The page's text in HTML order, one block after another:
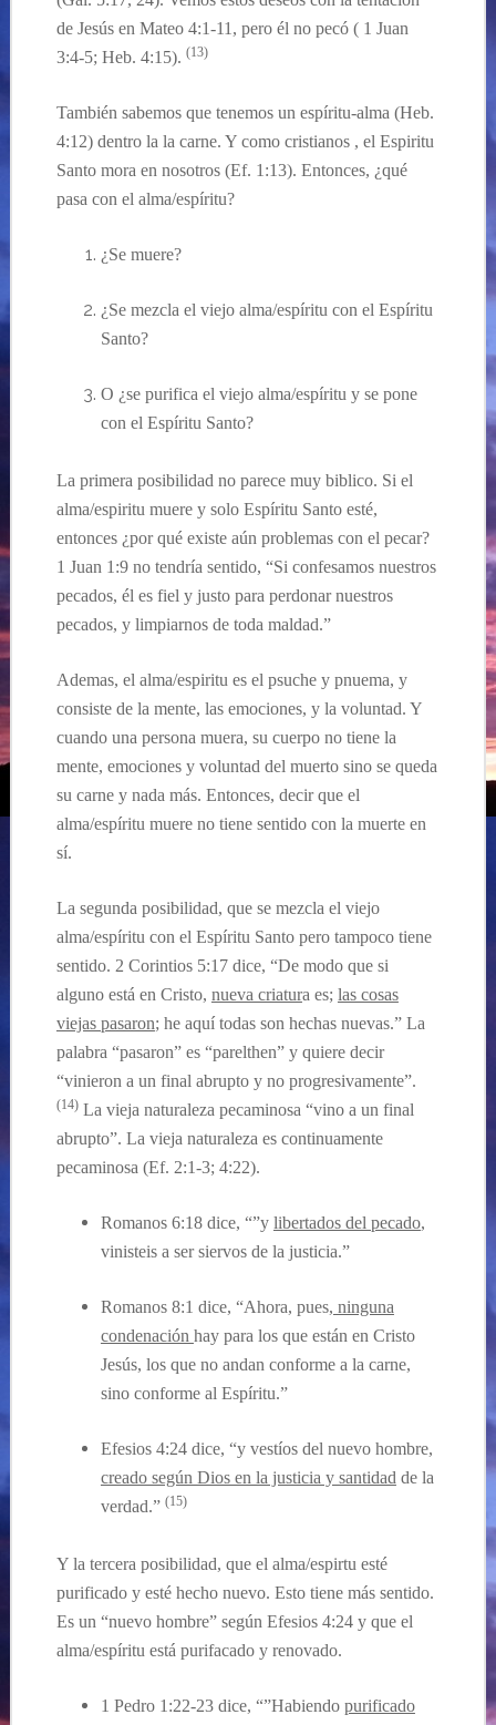
de Jesús en Mateo 4:1-11, pero él no pecó ( 1 Juan
3:4-5; Heb. 4:15). (13)
También sabemos que tenemos un espíritu-alma (Heb.
4:12) dentro la la carne. Y como cristianos , el Espiritu
Santo mora en nosotros (Ef. 1:13). Entonces, ¿qué
pasa con el alma/espíritu?
¿Se muere?
¿Se mezcla el viejo alma/espíritu con el Espíritu
Santo?
O ¿se purifica el viejo alma/espíritu y se pone
con el Espíritu Santo?
La primera posibilidad no parece muy biblico. Si el
alma/espiritu muere y solo Espíritu Santo esté,
entonces ¿por qué existe aún problemas con el pecar?
1 Juan 1:9 no tendría sentido, “Si confesamos nuestros
pecados, él es fiel y justo para perdonar nuestros
pecados, y limpiarnos de toda maldad.”
Ademas, el alma/espiritu es el psuche y pnuema, y
consiste de la mente, las emociones, y la voluntad. Y
cuando una persona muera, su cuerpo no tiene la
mente, emociones y voluntad del muerto sino se queda
su carne y nada más. Entonces, decir que el
alma/espíritu muere no tiene sentido con la muerte en
sí.
La segunda posibilidad, que se mezcla el viejo
alma/espíritu con el Espíritu Santo pero tampoco tiene
sentido. 2 Corintios 5:17 dice, “De modo que si
alguno está en Cristo, nueva criatura es; las cosas
viejas pasaron; he aquí todas son hechas nuevas.” La
palabra “pasaron” es “parelthen” y quiere decir
“vinieron a un final abrupto y no progresivamente”.
(14)La vieja naturaleza pecaminosa “vino a un final
abrupto”. La vieja naturaleza es continuamente
pecaminosa (Ef. 2:1-3; 4:22).
Romanos 6:18 dice, “”y libertados del pecado,
vinisteis a ser siervos de la justicia.”
Romanos 8:1 dice, “Ahora, pues, ninguna
condenación hay para los que están en Cristo
Jesús, los que no andan conforme a la carne,
sino conforme al Espíritu.”
Efesios 4:24 dice, “y vestíos del nuevo hombre,
creado según Dios en la justicia y santidad de la
verdad.” (15)
Y la tercera posibilidad, que el alma/espirtu esté
purificado y esté hecho nuevo. Estotiene más sentido.
Es un “nuevo hombre” según Efesios 4:24 y que el
alma/espíritu está purifacado y renovado.
1 Pedro 1:22-23 dice, “”Habiendo purificado